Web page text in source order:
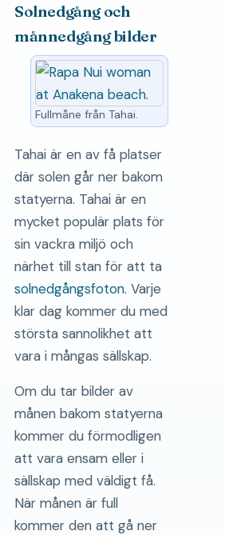
Solnedgång och
månnedgång bilder
Fullmåne från Tahai.
Tahai är en av få platser
där solen går ner bakom
statyerna. Tahai är en
mycket populär plats för
sin vackra miljö och
närhet till stan för att ta
solnedgångsfoton. Varje
klar dag kommer du med
största sannolikhet att
vara i mångas sällskap.
Om du tar bilder av
månen bakom statyerna
kommer du förmodligen
att vara ensam eller i
sällskap med väldigt få.
När månen är full
kommer den att gå ner